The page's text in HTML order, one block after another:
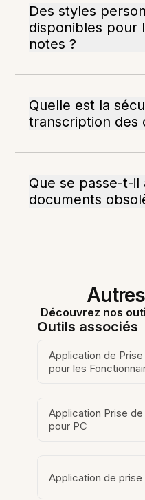
Des styles
disponibles pour
notes ?
Quelle est la
transcription des
Que se passe-t-il
documents
Découvrez nos
Outils associés
Application de
pour les
Application Prise
pour PC
Application de